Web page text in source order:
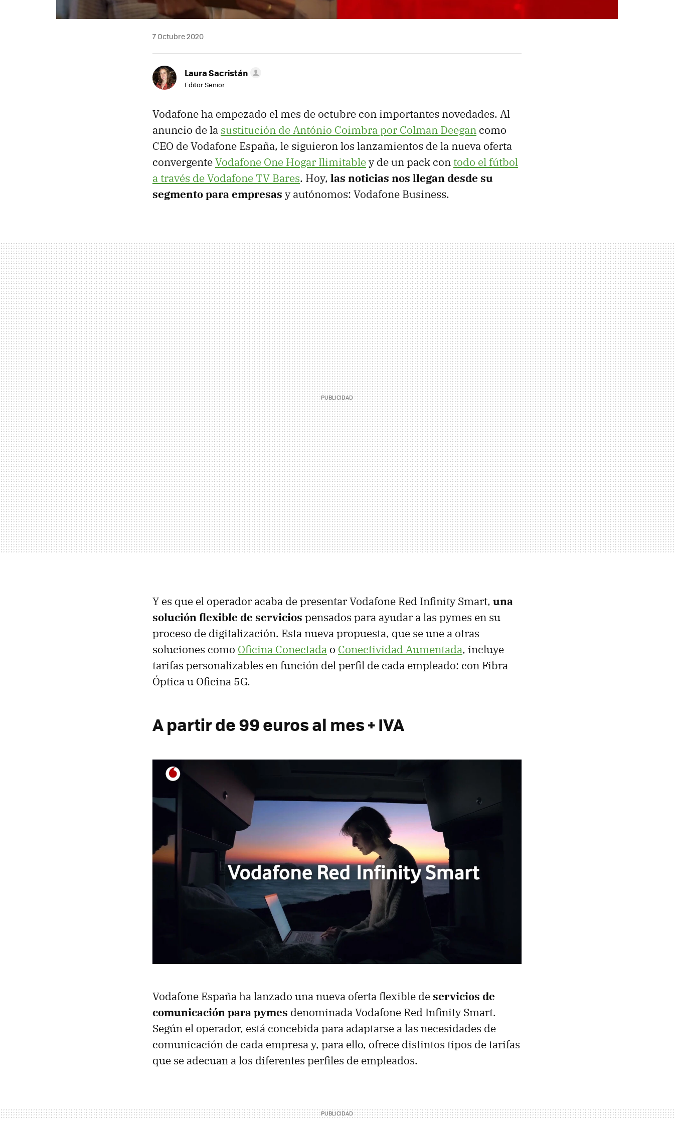
7 Octubre 2020
Laura Sacristán
Editor Senior
Vodafone ha empezado el mes de octubre con importantes novedades. Al
anuncio de la sustitución de António Coimbra por Colman Deegan como
CEO de Vodafone España, le siguieron los lanzamientos de la nueva oferta
convergenteVodafone One Hogar Ilimitabley de un pack con todo el fútbol
a través de Vodafone TV Bares. Hoy, las noticias nos llegan desde su
segmento para empresas y autónomos: Vodafone Business.
Y es que el operador acaba de presentar Vodafone Red Infinity Smart, una
solución flexible de servicios pensados para ayudar a las pymes en su
proceso de digitalización. Esta nueva propuesta, que se une a otras
soluciones como Oficina Conectada o Conectividad Aumentada, incluye
tarifas personalizables en función del perfil de cada empleado: con Fibra
Óptica u Oficina 5G.
A partir de 99 euros al mes + IVA
Vodafone España ha lanzado una nueva oferta flexible deservicios de
comunicación para pymes denominada Vodafone Red Infinity Smart.
Según el operador, está concebida para adaptarse a las necesidades de
comunicación de cada empresa y, para ello, ofrece distintos tipos de tarifas
que se adecuan a los diferentes perfiles de empleados.